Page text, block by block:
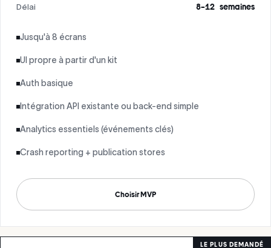
Délai
8–12 semaines
Jusqu'à 8 écrans
UI propre à partir d'un kit
Auth basique
Intégration API existante ou back-end simple
Analytics essentiels (événements clés)
Crash reporting + publication stores
Choisir MVP
LE PLUS DEMANDÉ